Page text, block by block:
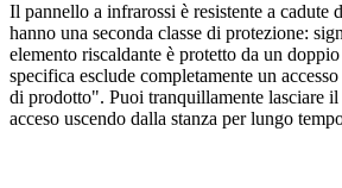
Il pannello a infrarossi è resistente a cadute
hanno una seconda classe di protezione:
elemento riscaldante è protetto da un
specifica esclude completamente un
di prodotto". Puoi tranquillamente lasciare
acceso uscendo dalla stanza per lungo